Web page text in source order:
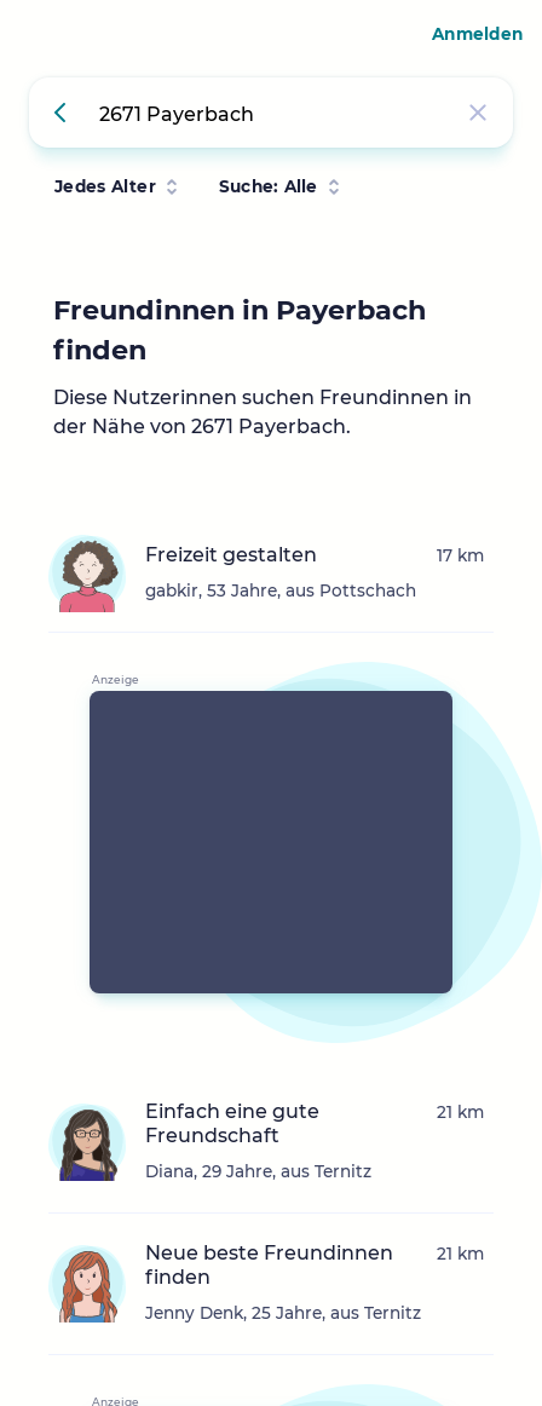
Jedes Alter Suche: Alle
Freundinnen in Payerbach
finden
Diese Nutzerinnen suchen Freundinnen in
der Nähe von 2671 Payerbach.
Freizeit gestalten
gabkir, 53 Jahre, aus Pottschach
17 km
Einfach eine gute
Freundschaft
Diana, 29 Jahre, aus Ternitz
21 km
Neue beste Freundinnen
finden
Jenny Denk, 25 Jahre, aus Ternitz
21 km
Anmelden